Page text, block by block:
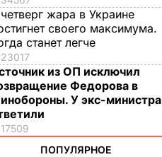
жара в Украине
своего максимума.
станет легче
23017
из ОП исключил
Федорова в
У экс-министра
17509
ПОПУЛЯРНОЕ